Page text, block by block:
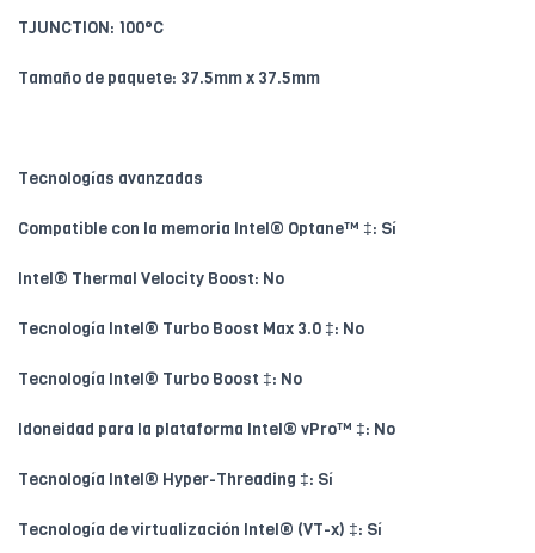
TJUNCTION: 100°C
Tamaño de paquete: 37.5mm x 37.5mm
Tecnologías avanzadas
Compatible con la memoria Intel® Optane™ ‡: Sí
Intel® Thermal Velocity Boost: No
Tecnología Intel® Turbo Boost Max 3.0 ‡: No
Tecnología Intel® Turbo Boost ‡: No
Idoneidad para la plataforma Intel® vPro™ ‡: No
Tecnología Intel® Hyper-Threading ‡: Sí
Tecnología de virtualización Intel® (VT-x) ‡: Sí